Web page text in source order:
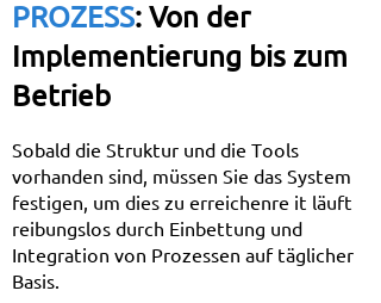
PROZESS: Von der
Implementierung bis zum
Betrieb
Sobald die Struktur und die Tools
vorhanden sind, müssen Sie das System
festigen, um dies zu erreichenre it läuft
reibungslos durch Einbettung und
Integration von Prozessen auf täglicher
Basis.